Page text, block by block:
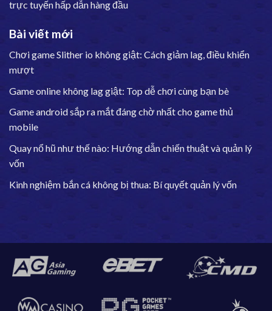
trực tuyến hấp dẫn hàng đầu
Bài viết mới
Chơi game Slither io không giật: Cách giảm lag, điều khiển
mượt
Game online không lag giật: Top dễ chơi cùng bạn bè
Game android sắp ra mắt đáng chờ nhất cho game thủ
mobile
Quay nổ hũ như thế nào: Hướng dẫn chiến thuật và quản lý
vốn
Kinh nghiệm bắn cá không bị thua: Bí quyết quản lý vốn